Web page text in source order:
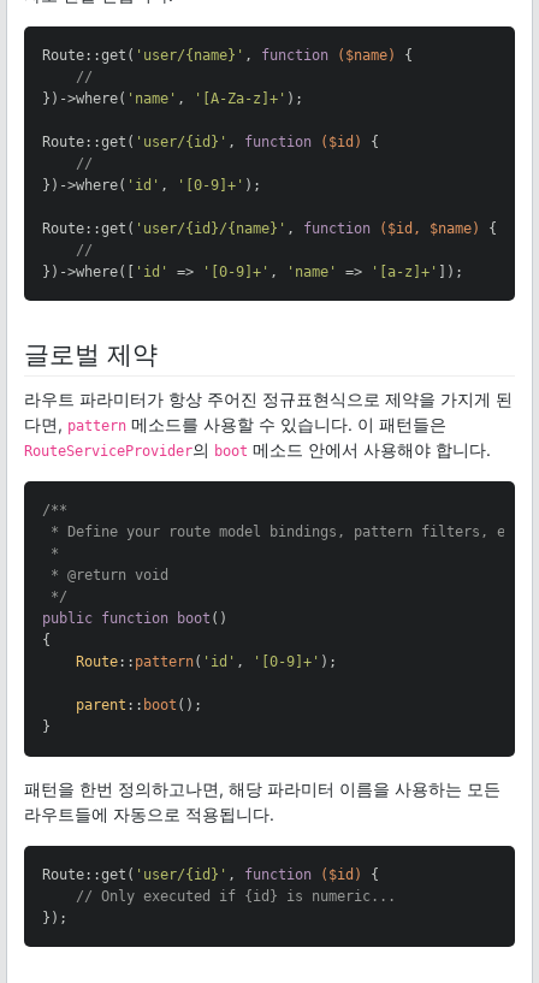
Route::get( 'user/{name}' , function ($name)
{
//
})->where( 'name' , '[A-Za-z]+' );
Route::get( 'user/{id}' , function ($id)
{
//
})->where( 'id' , '[0-9]+' );
Route::get( 'user/{id}/{name}' , function ($id, $name)
{
//
})->where([
'id' => '[0-9]+' , 'name' => '[a-z]+' ]);
글로벌 제약
라우트 파라미터가 항상 주어진 정규표현식으로 제약을 가지게 된
다면, pattern 메소드를 사용할 수 있습니다. 이 패턴들은
RouteServiceProvider의 boot 메소드 안에서 사용해야 합니다.
/**
* Define your route model bindings, pattern filters, etc.
*
* @return void
*/
public function boot ()
{
Route :: pattern( 'id' , '[0-9]+' );
parent :: boot ();
}
패턴을 한번 정의하고나면, 해당 파라미터 이름을 사용하는 모든
라우트들에 자동으로 적용됩니다.
Route::get( 'user/{id}' , function ($id)
{
// Only executed if {id} is numeric...
});